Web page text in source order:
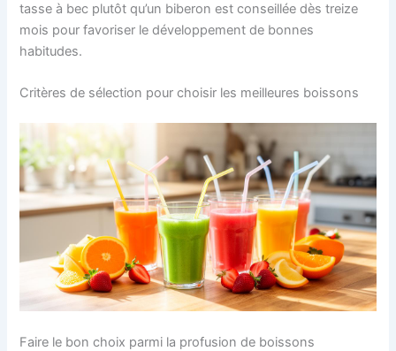
tasse à bec plutôt qu’un biberon est conseillée dès treize
mois pour favoriser le développement de bonnes
habitudes.
Critères de sélection pour choisir les meilleures boissons
Faire le bon choix parmi la profusion de boissons